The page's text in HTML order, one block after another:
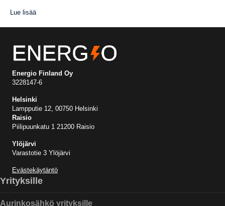
Lue lisää
Energio Finland Oy
3228147-6
Helsinki
Lampputie 12, 00750 Helsinki
Raisio
Piilipuunkatu 1 21200 Raisio
Ylöjärvi
Varastotie 3 Ylöjärvi
Evästekäytäntö
Yrityksille
Aurinkosähkö yrityksille